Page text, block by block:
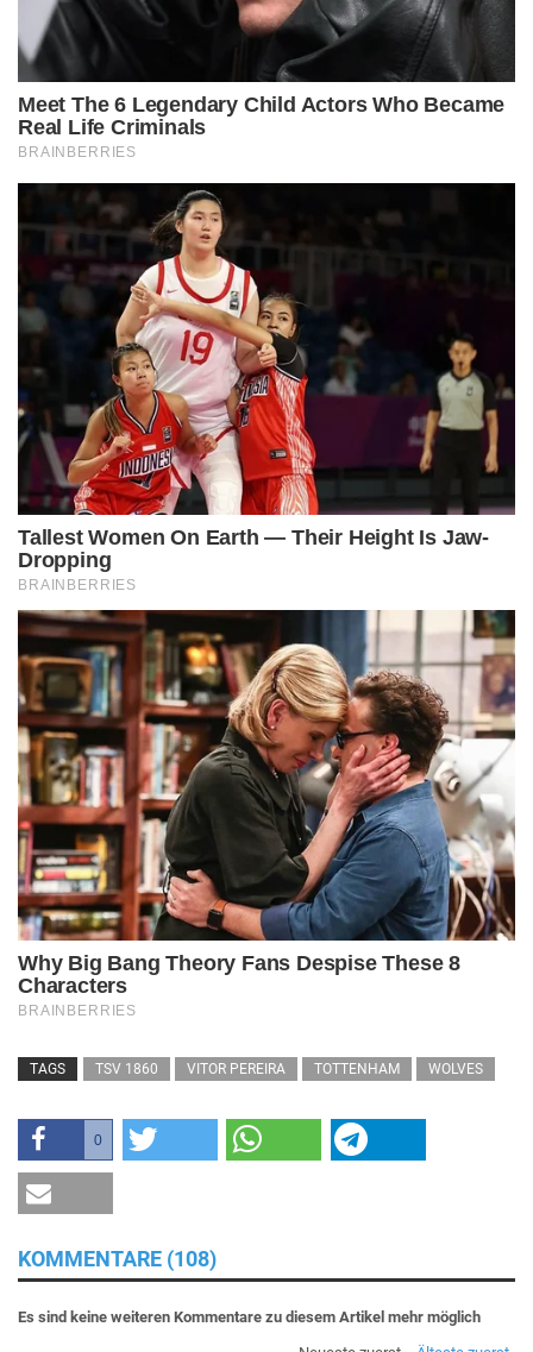
TAGS TSV 1860 VITOR PEREIRA TOTTENHAM WOLVES
0
KOMMENTARE (108)
Es sind keine weiteren Kommentare zu diesem Artikel mehr möglich